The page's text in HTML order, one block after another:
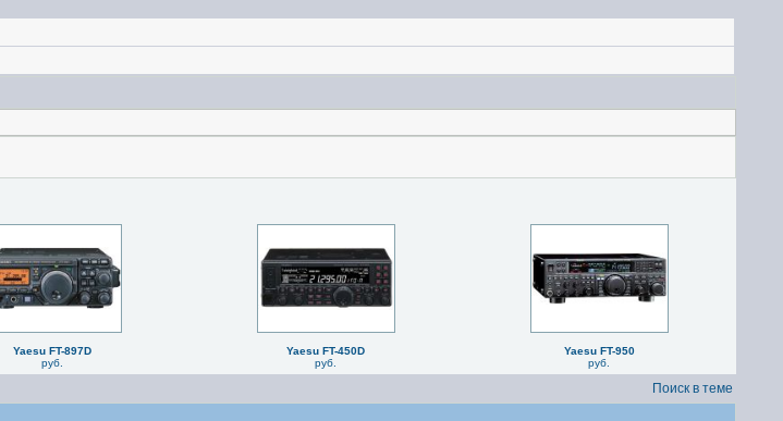
Yaesu FT-897D
руб.
Yaesu FT-450D
руб.
Yaesu FT-950
руб.
Поиск в теме